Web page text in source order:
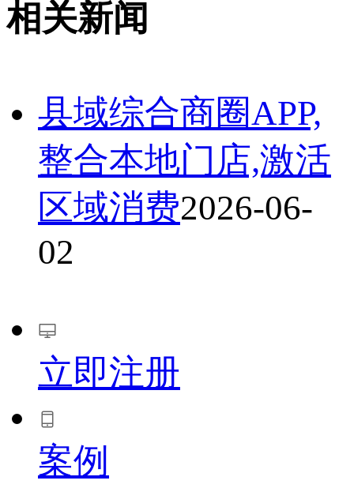
相关新闻
县域综合商圈APP,
整合本地门店,激活
区域消费2026-06-
02
立即注册
案例